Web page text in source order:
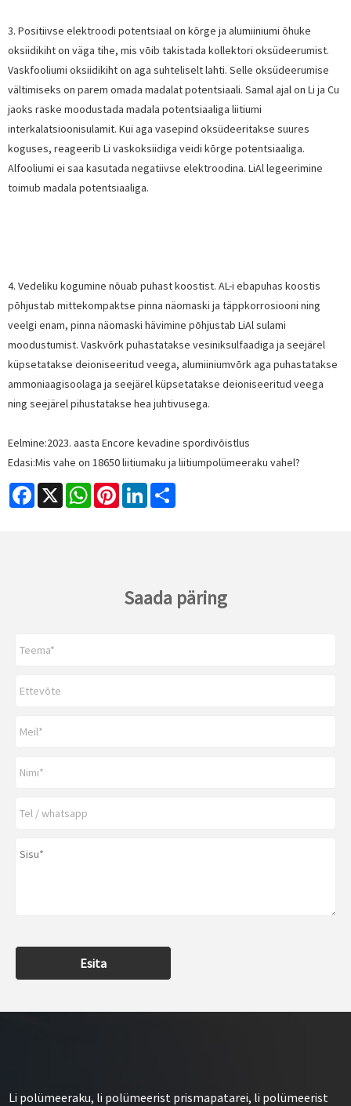
3. Positiivse elektroodi potentsiaal on kõrge ja alumiiniumi õhuke
oksiidikiht on väga tihe, mis võib takistada kollektori oksüdeerumist.
Vaskfooliumi oksiidikiht on aga suhteliselt lahti. Selle oksüdeerumise
vältimiseks on parem omada madalat potentsiaali. Samal ajal on Li ja Cu
jaoks raske moodustada madala potentsiaaliga liitiumi
interkalatsioonisulamit. Kui aga vasepind oksüdeeritakse suures
koguses, reageerib Li vaskoksiidiga veidi kõrge potentsiaaliga.
Alfooliumi ei saa kasutada negatiivse elektroodina. LiAl legeerimine
toimub madala potentsiaaliga.
4. Vedeliku kogumine nõuab puhast koostist. AL-i ebapuhas koostis
põhjustab mittekompaktse pinna näomaski ja täppkorrosiooni ning
veelgi enam, pinna näomaski hävimine põhjustab LiAl sulami
moodustumist. Vaskvõrk puhastatakse vesiniksulfaadiga ja seejärel
küpsetatakse deioniseeritud veega, alumiiniumvõrk aga puhastatakse
ammoniaagisoolaga ja seejärel küpsetatakse deioniseeritud veega
ning seejärel pihustatakse hea juhtivusega.
Eelmine:2023. aasta Encore kevadine spordivõistlus
Edasi:Mis vahe on 18650 liitiumaku ja liitiumpolümeeraku vahel?
Facebook
X WhatsAppPinterestLinkedIn
Saada päring
Esita
Li polümeeraku, li polümeerist prismapatarei, li polümeerist